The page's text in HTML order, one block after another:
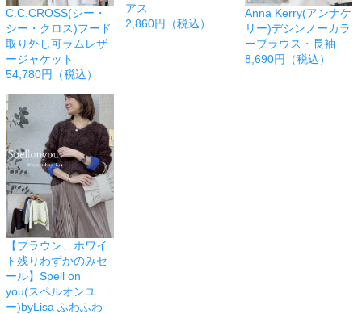
C.C.CROSS(シー・
シー・クロス)フード
取り外し可ラムレザ
ージャケット
54,780円（税込）
アス
2,860円（税込）
Anna Kerry(アンナケ
リー)デシンノーカラ
ーブラウス・長袖
8,690円（税込）
【ブラウン、ホワイ
ト残りわずかのみセ
ール】Spell on
you(スペルオンユ
ー)byLisa ふわふわ